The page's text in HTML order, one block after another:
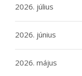
2026. július
2026. június
2026. május